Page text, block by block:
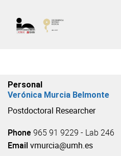
content
Personal
Verónica Murcia Belmonte
Postdoctoral Researcher
Phone 965 91 9229 - Lab 246
Email vmurcia@umh.es